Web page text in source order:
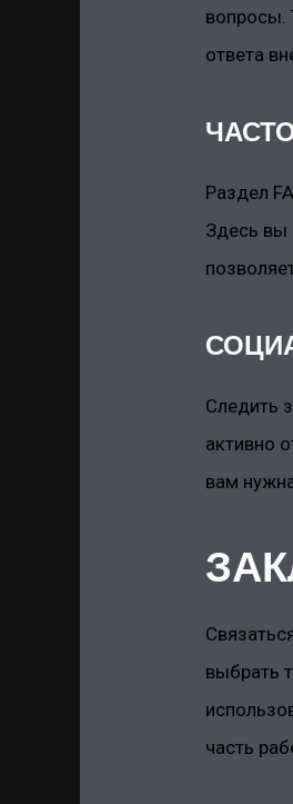
вопросы.
ответа
Раздел
Здесь вы
Следить
активно
вам
выбрать
часть